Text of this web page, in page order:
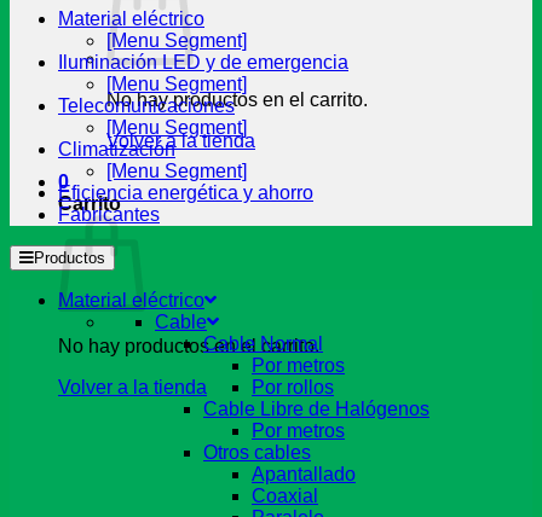
No hay productos en el carrito.
Volver a la tienda
0
Carrito
No hay productos en el carrito.
Volver a la tienda
Material eléctrico
[Menu Segment]
Iluminación LED y de emergencia
[Menu Segment]
Telecomunicaciones
[Menu Segment]
Climatización
[Menu Segment]
Eficiencia energética y ahorro
Fabricantes
Productos
Material eléctrico
Cable
Cable Normal
Por metros
Por rollos
Cable Libre de Halógenos
Por metros
Otros cables
Apantallado
Coaxial